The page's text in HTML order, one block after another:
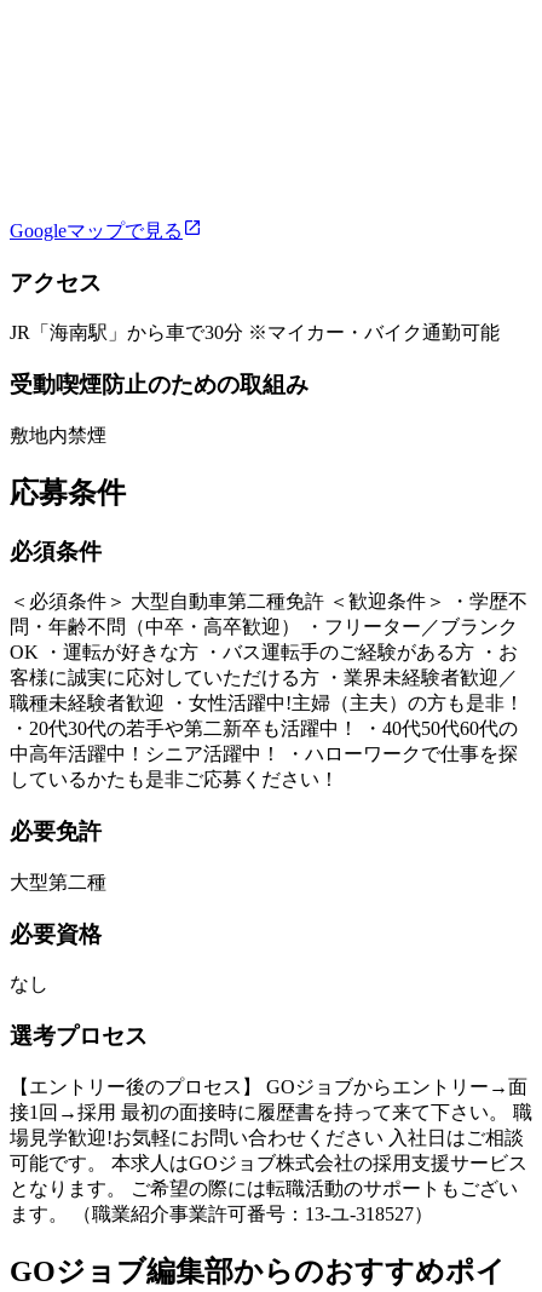
Googleマップで見る
アクセス
JR「海南駅」から車で30分 ※マイカー・バイク通勤可能
受動喫煙防止のための取組み
敷地内禁煙
応募条件
必須条件
＜必須条件＞ 大型自動車第二種免許 ＜歓迎条件＞ ・学歴不
問・年齢不問（中卒・高卒歓迎） ・フリーター／ブランク
OK ・運転が好きな方 ・バス運転手のご経験がある方 ・お
客様に誠実に応対していただける方 ・業界未経験者歓迎／
職種未経験者歓迎 ・女性活躍中!主婦（主夫）の方も是非！
・20代30代の若手や第二新卒も活躍中！ ・40代50代60代の
中高年活躍中！シニア活躍中！ ・ハローワークで仕事を探
しているかたも是非ご応募ください！
必要免許
大型第二種
必要資格
なし
選考プロセス
【エントリー後のプロセス】 GOジョブからエントリー→面
接1回→採用 最初の面接時に履歴書を持って来て下さい。 職
場見学歓迎!お気軽にお問い合わせください 入社日はご相談
可能です。 本求人はGOジョブ株式会社の採用支援サービス
となります。 ご希望の際には転職活動のサポートもござい
ます。 （職業紹介事業許可番号：13-ユ-318527）
GOジョブ編集部からのおすすめポイ